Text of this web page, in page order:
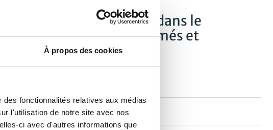
À propos des cookies
fonctionnalités relatives aux médias
l'utilisation de notre site avec nos
ci avec d'autres informations que
les acteurs de terrain dans le
à être valorisés, essaimés et